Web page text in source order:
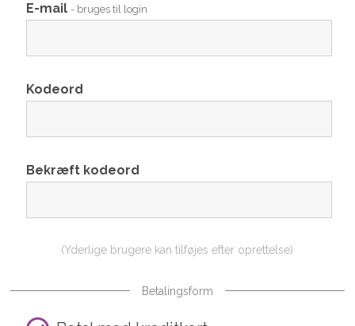
E-mail - bruges til login
Kodeord
Bekræft kodeord
(Yderlige brugere kan tilføjes efter oprettelse)
Betalingsform